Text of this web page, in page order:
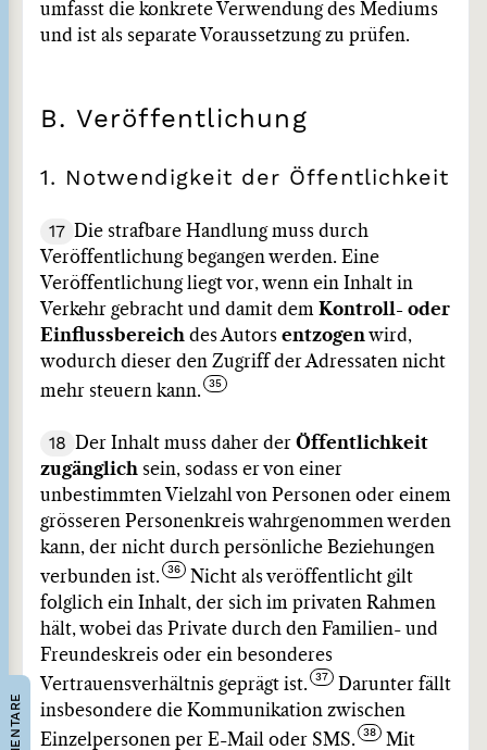
umfasst die konkrete Verwendung des Mediums
und ist als separate Voraussetzung zu prüfen.
B. Veröffentlichung
1. Notwendigkeit der Öffentlichkeit
17
Die strafbare Handlung muss durch
Veröffentlichung begangen werden. Eine
Veröffentlichung liegt vor, wenn ein Inhalt in
Verkehr gebracht und damit dem Kontroll- oder
Einflussbereich des Autors entzogen wird,
wodurch dieser den Zugriff der Adressaten nicht
mehr steuern kann.
18 Der Inhalt muss daher der Öffentlichkeit
zugänglich sein, sodass er von einer
unbestimmten Vielzahl von Personen oder einem
grösseren Personenkreis wahrgenommen werden
kann, der nicht durch persönliche Beziehungen
verbunden ist.
Nicht als veröffentlicht gilt
folglich ein Inhalt, der sich im privaten Rahmen
hält, wobei das Private durch den Familien- und
Freundeskreis oder ein besonderes
Vertrauensverhältnis geprägt ist.
Darunter fällt
insbesondere die Kommunikation zwischen
Einzelpersonen per E-Mail oder SMS.
Mit